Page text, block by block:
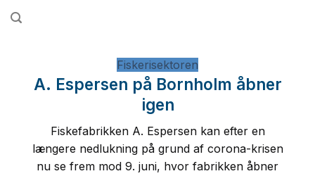
Fortsæt
Fiskerisektoren
A. Espersen på Bornholm åbner
igen
Fiskefabrikken A. Espersen kan efter en
længere nedlukning på grund af corona-krisen
nu se frem mod 9. juni, hvor fabrikken åbner